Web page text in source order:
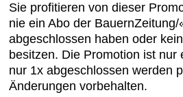
Sie profitieren von dieser
nie ein Abo der BauernZeitung/
abgeschlossen haben oder
besitzen. Die Promotion ist nur
nur 1x abgeschlossen werden
Änderungen vorbehalten.